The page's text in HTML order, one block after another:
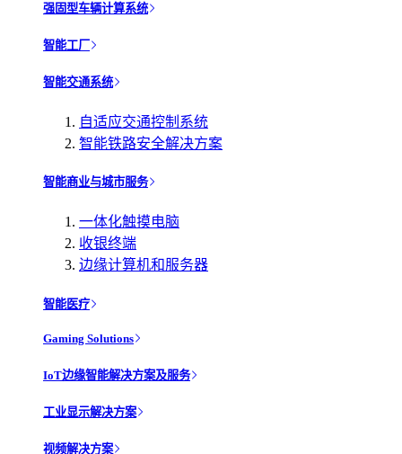
强固型车辆计算系统
智能工厂
智能交通系统
自适应交通控制系统
智能铁路安全解决方案
智能商业与城市服务
一体化触摸电脑
收银终端
边缘计算机和服务器
智能医疗
Gaming Solutions
IoT边缘智能解决方案及服务
工业显示解决方案
视频解决方案